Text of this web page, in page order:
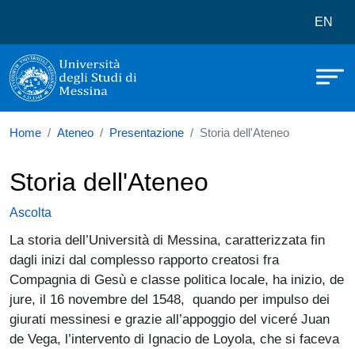
Università degli Studi di Messina
EN
Home Ateneo Presentazione Storia dell'Ateneo
Storia dell'Ateneo
Ascolta
La storia dell’Università di Messina, caratterizzata fin
dagli inizi dal complesso rapporto creatosi fra
Compagnia di Gesù e classe politica locale, ha inizio, de
jure, il 16 novembre del 1548, quando per impulso dei
giurati messinesi e grazie all’appoggio del viceré Juan
de Vega, l’in­tervento di Ignacio de Loyola, che si faceva